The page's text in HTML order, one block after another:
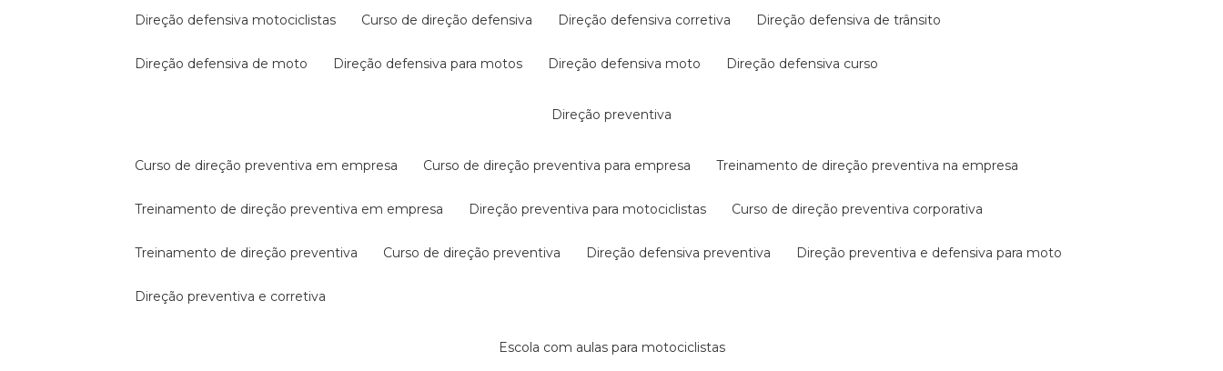
direção defensiva motociclistas curso de direção defensiva direção defensiva corretiva direção defensiva de trânsito
direção defensiva de moto direção defensiva para motos direção defensiva moto direção defensiva curso
direção preventiva
curso de direção preventiva em empresa curso de direção preventiva para empresa treinamento de direção preventiva na empresa
treinamento de direção preventiva em empresa direção preventiva para motociclistas curso de direção preventiva corporativa
treinamento de direção preventiva curso de direção preventiva direção defensiva preventiva direção preventiva e defensiva para moto
direção preventiva e corretiva
escola com aulas para motociclistas